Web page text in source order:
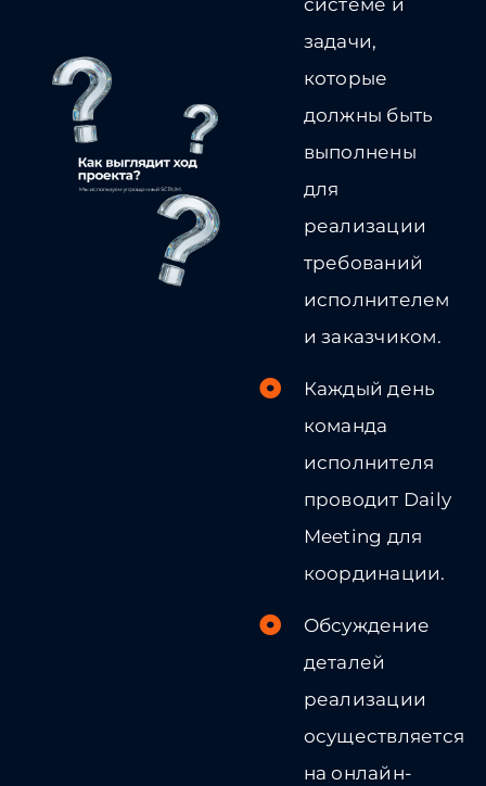
системе и
задачи,
которые
должны быть
выполнены
для
реализации
требований
исполнителем
и заказчиком.
Каждый день
команда
исполнителя
проводит Daily
Meeting для
координации.
Обсуждение
деталей
реализации
осуществляется
на онлайн-